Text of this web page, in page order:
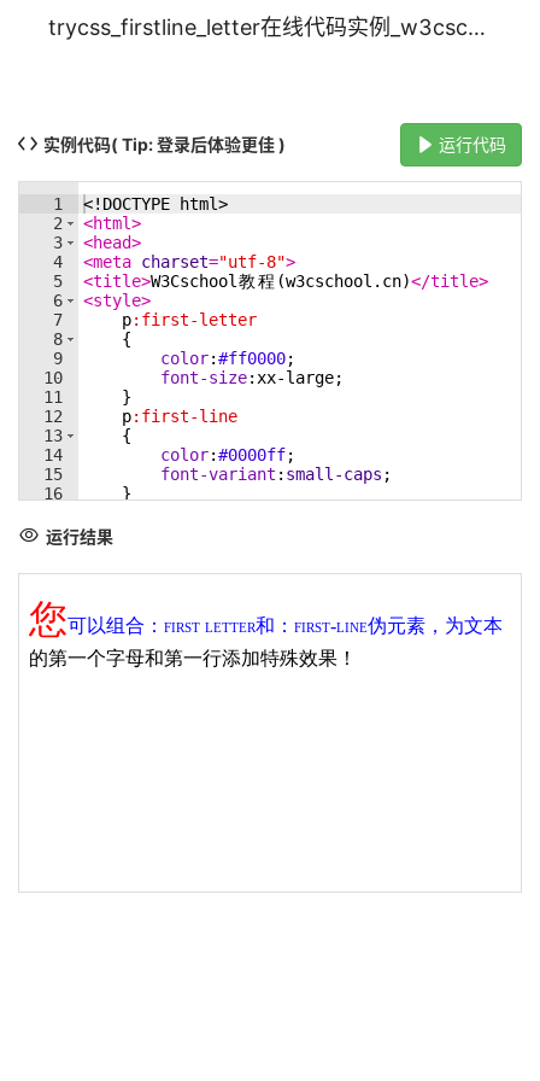
trycss_firstline_letter在线代码实例_w3cschool
实例代码( Tip: 登录后体验更佳 ) 运行代码
1
2
3
4
5
6
7
8
9
10
11
12
13
14
15
16
18
19
20
22
23
<! DOCTYPE html>
<html>
<head>
<meta charset="utf-8">
<title>W3Cschool 教程 (w3cschool.cn)</title>
<style>
p:first-letter
{
color:#ff0000;
font-size: xx-large;
}
p:first-line
{
color:#0000ff;
font-variant : small-caps ;
}
</head
<body>
</html>
运行结果